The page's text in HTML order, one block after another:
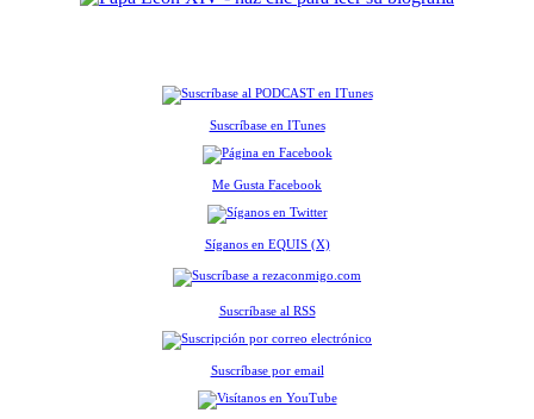
Suscríbase en ITunes
Me Gusta Facebook
Síganos en EQUIS (X)
Suscríbase al RSS
Suscríbase por email